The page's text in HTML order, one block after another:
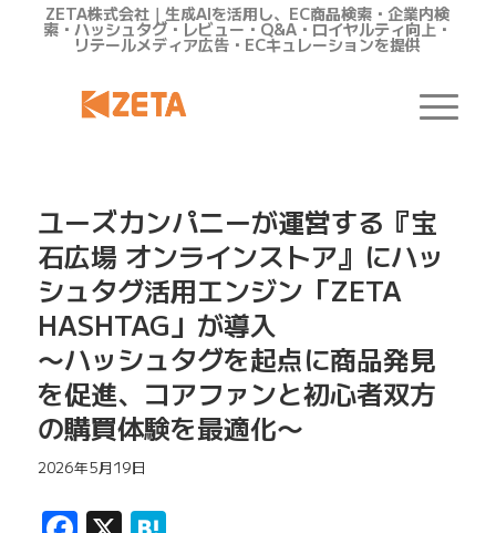
ZETA株式会社｜生成AIを活用し、EC商品検索・企業内検
索・ハッシュタグ・レビュー・Q&A・ロイヤルティ向上・
リテールメディア広告・ECキュレーションを提供
ユーズカンパニーが運営する『宝
石広場 オンラインストア』にハッ
シュタグ活用エンジン「ZETA
HASHTAG」が導入
〜ハッシュタグを起点に商品発見
を促進、コアファンと初心者双方
の購買体験を最適化〜
2026年5月19日